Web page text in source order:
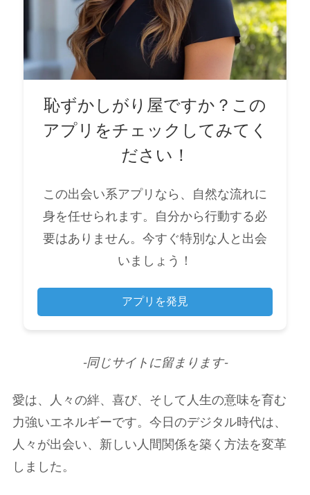
恥ずかしがり屋ですか？この
アプリをチェックしてみてく
ださい！
この出会い系アプリなら、自然な流れに
身を任せられます。自分から行動する必
要はありません。今すぐ特別な人と出会
いましょう！
アプリを発見
-同じサイトに留まります-
愛は、人々の絆、喜び、そして人生の意味を育む
力強いエネルギーです。今日のデジタル時代は、
人々が出会い、新しい人間関係を築く方法を変革
しました。